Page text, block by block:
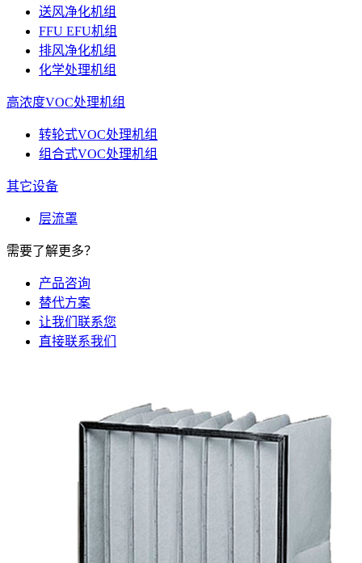
送风净化机组
FFU EFU机组
排风净化机组
化学处理机组
高浓度VOC处理机组
转轮式VOC处理机组
组合式VOC处理机组
其它设备
层流罩
需要了解更多？
产品咨询
替代方案
让我们联系您
直接联系我们